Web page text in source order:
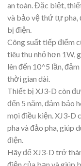
an toàn. Đặc biệt,
và bảo vệ thứ tự pha,
bị điện.
Công suất tiếp điểm
tiêu thụ nhỏ hơn 1W,
lên đến 10^5 lần,
thời gian dài.
Thiết bị XJ3-D còn
đến 5 năm, đảm bảo
mọi điều kiện. XJ3-D
pha và đảo pha, giúp
điện.
Hãy để XJ3-D trở